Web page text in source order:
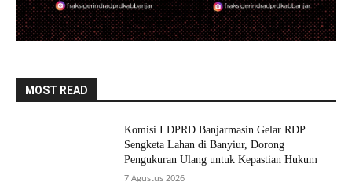
MOST READ
Komisi I DPRD Banjarmasin Gelar RDP
Sengketa Lahan di Banyiur, Dorong
Pengukuran Ulang untuk Kepastian Hukum
7 Agustus 2026